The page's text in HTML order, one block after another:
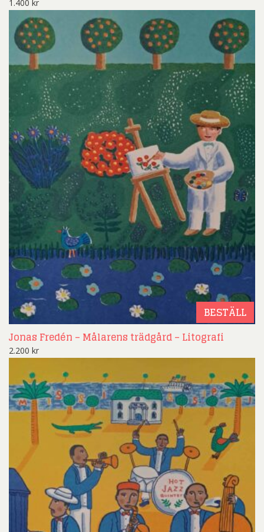
1.400 kr
BESTÄLL
Jonas Fredén – Målarens trädgård – Litografi
2.200 kr